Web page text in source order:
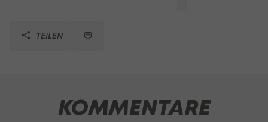
TEILEN
KOMMENTARE